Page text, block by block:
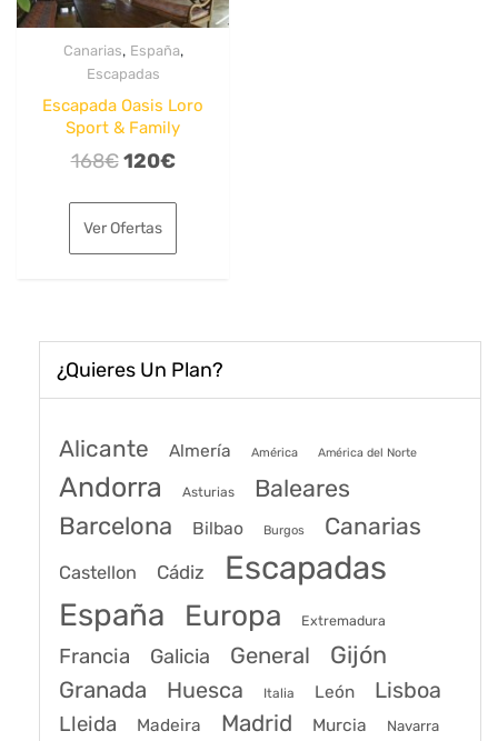
Canarias, España,
Escapadas
Escapada Oasis Loro
Sport & Family
168€ El
original
era:
120€El
es:
Ver Ofertas
¿Quieres Un Plan?
Alicante Almería América América del Norte
Andorra Asturias Baleares
Barcelona Bilbao Burgos Canarias
Castellon Cádiz Escapadas
España Europa Extremadura
Francia Galicia General Gijón
Granada Huesca Italia León Lisboa
Lleida Madeira Madrid Murcia Navarra